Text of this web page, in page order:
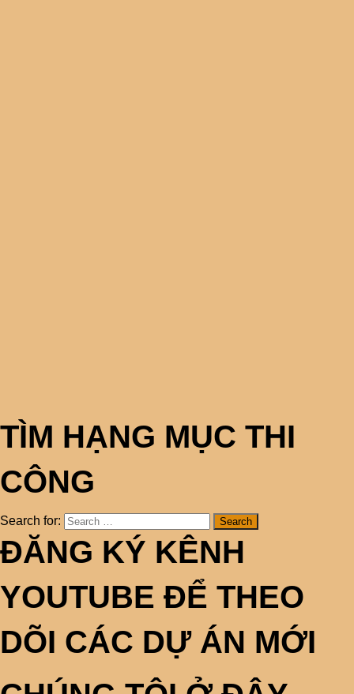
TÌM HẠNG MỤC THI
CÔNG
Search for:
ĐĂNG KÝ KÊNH
YOUTUBE ĐỂ THEO
DÕI CÁC DỰ ÁN MỚI